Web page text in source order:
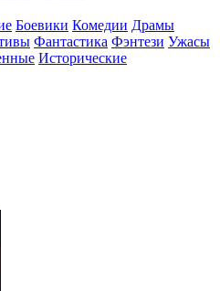
Боевики Комедии Драмы
Фантастика Фэнтези Ужасы
Исторические